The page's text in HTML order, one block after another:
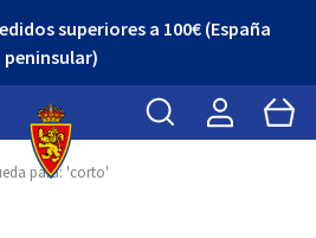
superiores a 100€ (España
peninsular)
Buscar Cart
para: 'corto'